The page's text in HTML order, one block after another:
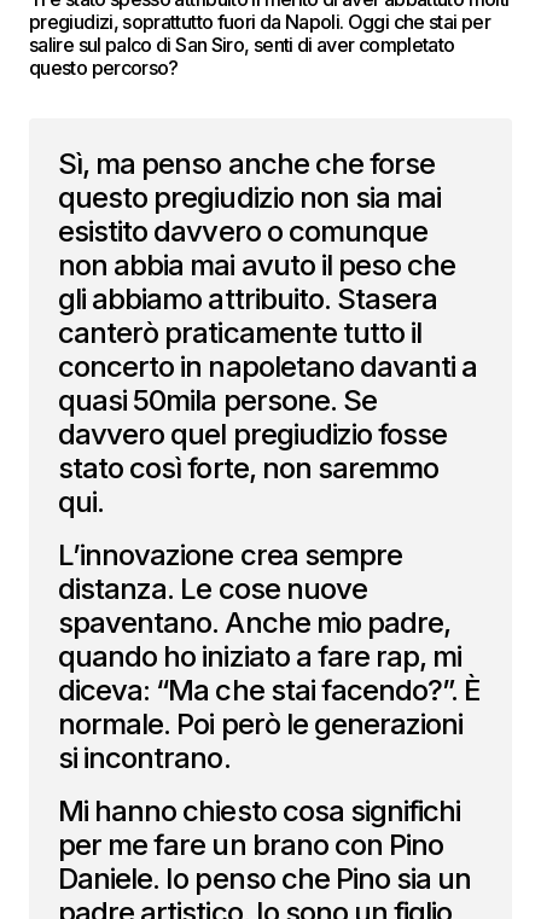
pregiudizi, soprattutto fuori da Napoli. Oggi che stai per
salire sul palco di San Siro, senti di aver completato
questo percorso?
Sì, ma penso anche che forse
questo pregiudizio non sia mai
esistito davvero o comunque
non abbia mai avuto il peso che
gli abbiamo attribuito. Stasera
canterò praticamente tutto il
concerto in napoletano davanti a
quasi 50mila persone. Se
davvero quel pregiudizio fosse
stato così forte, non saremmo
qui.
L’innovazione crea sempre
distanza. Le cose nuove
spaventano. Anche mio padre,
quando ho iniziato a fare rap, mi
diceva: “Ma che stai facendo?”. È
normale. Poi però le generazioni
si incontrano.
Mi hanno chiesto cosa significhi
per me fare un brano con Pino
Daniele. Io penso che Pino sia un